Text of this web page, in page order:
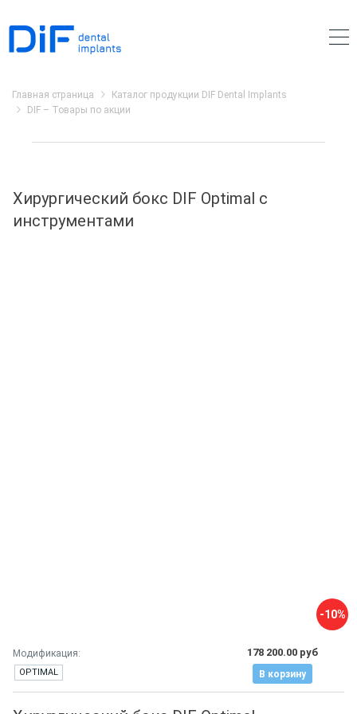
Главная страница
Каталог продукции DIF Dental Implants
DIF – Товары по акции
Хирургический бокс DIF Optimal с
инструментами
-10%
Модификация:
OPTIMAL
178 200.00 руб
В корзину